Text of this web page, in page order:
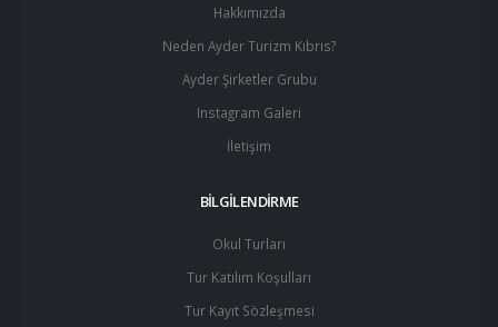
Hakkımızda
Neden Ayder Turizm Kıbrıs?
Ayder Şirketler Grubu
Instagram Galeri
İletişim
BİLGİLENDİRME
Okul Turları
Tur Katılım Koşulları
Tur Kayıt Sözleşmesi